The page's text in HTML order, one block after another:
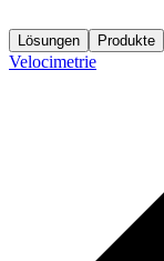
Lösungen Produkte
Velocimetrie